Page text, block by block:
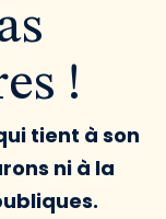
!
tient à son
ni à la